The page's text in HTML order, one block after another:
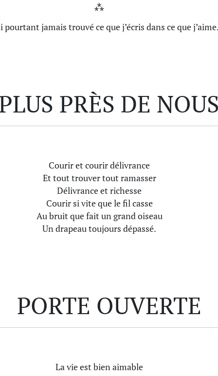
⁂
pourtant jamais trouvé ce que j’écris dans ce que j’aime.
PRÈS DE NOUS
Courir et courir délivrance
Et tout trouver tout ramasser
Délivrance et richesse
Courir si vite que le fil casse
Au bruit que fait un grand oiseau
Un drapeau toujours dépassé.
PORTE OUVERTE
La vie est bien aimable